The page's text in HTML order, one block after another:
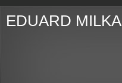
EDUARD MILKA